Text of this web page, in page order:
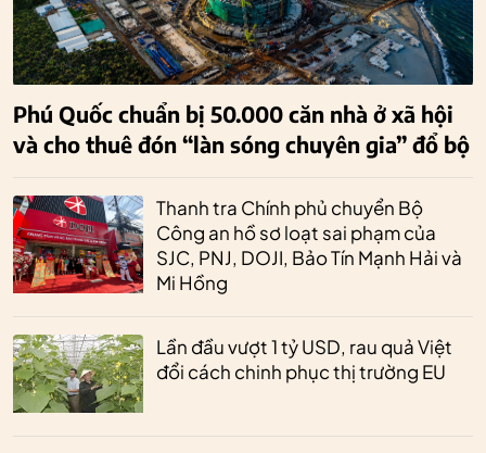
Phú Quốc chuẩn bị 50.000 căn nhà ở xã hội
và cho thuê đón “làn sóng chuyên gia” đổ bộ
Thanh tra Chính phủ chuyển Bộ
Công an hồ sơ loạt sai phạm của
SJC, PNJ, DOJI, Bảo Tín Mạnh Hải và
Mi Hồng
Lần đầu vượt 1 tỷ USD, rau quả Việt
đổi cách chinh phục thị trường EU